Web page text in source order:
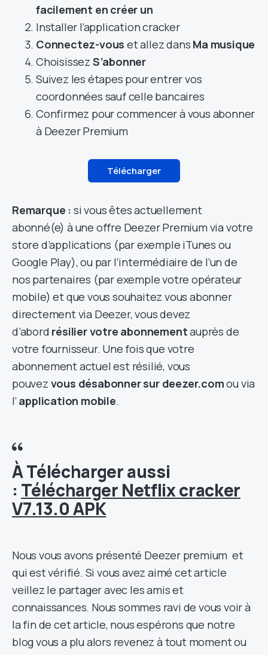
facilement en créer un
Installer l’application cracker
Connectez-vous et allez dans Ma musique
Choisissez S’abonner
Suivez les étapes pour entrer vos
coordonnées sauf celle bancaires
Confirmez pour commencer à vous abonner
à Deezer Premium
Télécharger
Remarque : si vous êtes actuellement
abonné(e) à une offre Deezer Premium via votre
store d’applications (par exemple iTunes ou
Google Play), ou par l’intermédiaire de l’un de
nos partenaires (par exemple votre opérateur
mobile) et que vous souhaitez vous abonner
directement via Deezer, vous devez
d’abord résilier votre abonnementauprès de
votre fournisseur. Une fois que votre
abonnement actuel est résilié, vous
pouvez vous désabonner sur deezer.comou via
l’ application mobile.
À Télécharger aussi
: Télécharger Netflix cracker
V7.13.0 APK
Nous vous avons présenté Deezer premium et
qui est vérifié. Si vous avez aimé cet article
veillez le partager avec les amis et
connaissances. Nous sommes ravi de vous voir à
la fin de cet article, nous espérons que notre
blog vous a plu alors revenez à tout moment ou